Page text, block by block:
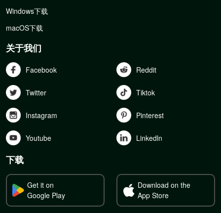
Windows下载
macOS下载
关于我们
Facebook Reddit
Twitter Tiktok
Instagram Pinterest
Youtube Linkedln
下载
Get it on
Google Play
Download on the
App Store